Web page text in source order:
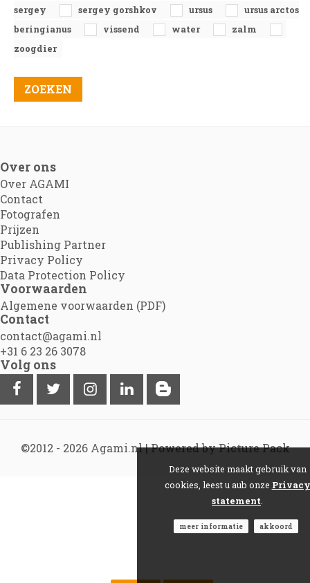
sergey
sergey gorshkov ursus
ursus arctos
beringianus
vissend water
zalm
zoogdier
Over ons
Over AGAMI
Contact
Fotografen
Prijzen
Publishing Partner
Privacy Policy
Data Protection Policy
Voorwaarden
Algemene voorwaarden (PDF)
Contact
contact@agami.nl
+31 6 23 26 3078
Volg ons
©2012 - 2026 Agami.nl|Powered by Picture Pack
Deze website maakt gebruik van
cookies, leest u aub onze Privacy
statement
meer informatie akkoord